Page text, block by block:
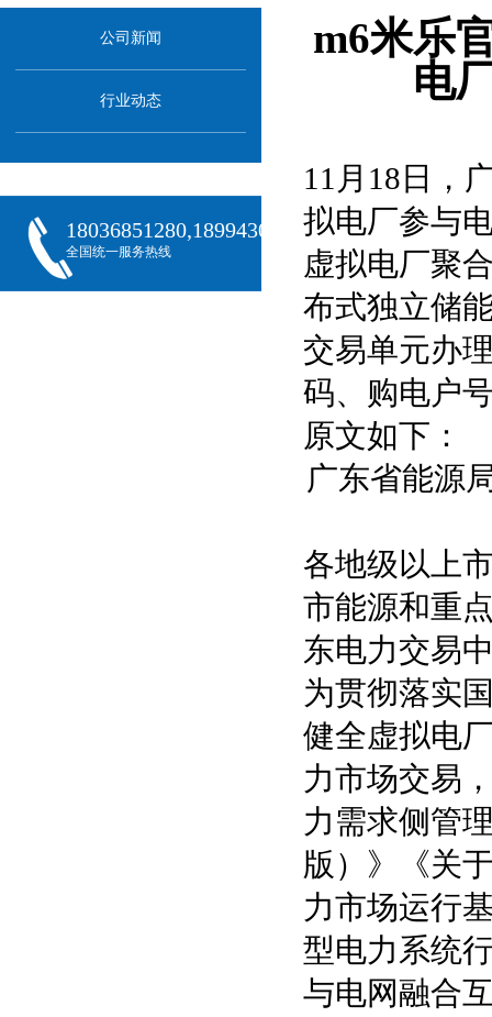
公司新闻
行业动态
18036851280,18994301288,18068407382
全国统一服务热线
m6米乐
电
11月18日，
拟电厂参与
虚拟电厂聚
布式独立储
交易单元办
码、购电户
原文如下：
广东省能源
各地级以上
市能源和重
东电力交易
为贯彻落实
健全虚拟电
力市场交易
力需求侧管
版）》《关
力市场运行
型电力系统
与电网融合